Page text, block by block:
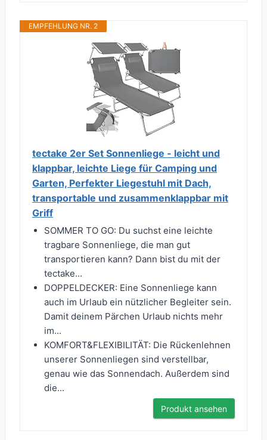
EMPFEHLUNG NR. 2
tectake 2er Set Sonnenliege - leicht und
klappbar, leichte Liege für Camping und
Garten, Perfekter Liegestuhl mit Dach,
transportable und zusammenklappbar mit
Griff
SOMMER TO GO: Du suchst eine leichte
tragbare Sonnenliege, die man gut
transportieren kann? Dann bist du mit der
tectake...
DOPPELDECKER: Eine Sonnenliege kann
auch im Urlaub ein nützlicher Begleiter sein.
Damit deinem Pärchen Urlaub nichts mehr
im...
KOMFORT&FLEXIBILITÄT: Die Rückenlehnen
unserer Sonnenliegen sind verstellbar,
genau wie das Sonnendach. Außerdem sind
die...
Produkt ansehen